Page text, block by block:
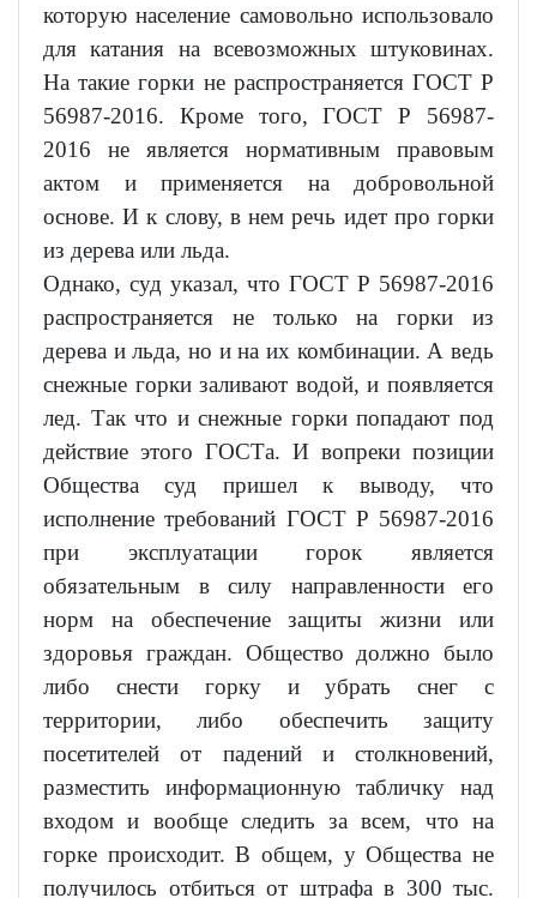
которую население самовольно использовало
для катания на всевозможных штуковинах.
На такие горки не распространяется ГОСТ Р
56987-2016. Кроме того, ГОСТ Р 56987-
2016 не является нормативным правовым
актом и применяется на добровольной
основе. И к слову, в нем речь идет про горки
из дерева или льда.
Однако, суд указал, что ГОСТ Р 56987-2016
распространяется не только на горки из
дерева и льда, но и на их комбинации. А ведь
снежные горки заливают водой, и появляется
лед. Так что и снежные горки попадают под
действие этого ГОСТа. И вопреки позиции
Общества суд пришел к выводу, что
исполнение требований ГОСТ Р 56987-2016
при эксплуатации горок является
обязательным в силу направленности его
норм на обеспечение защиты жизни или
здоровья граждан. Общество должно было
либо снести горку и убрать снег с
территории, либо обеспечить защиту
посетителей от падений и столкновений,
разместить информационную табличку над
входом и вообще следить за всем, что на
горке происходит. В общем, у Общества не
получилось отбиться от штрафа в 300 тыс.